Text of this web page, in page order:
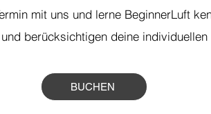
mit uns und lerne BeginnerLuft
berücksichtigen deine individuellen
BUCHEN